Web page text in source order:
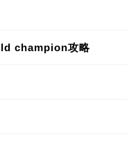
champion攻略